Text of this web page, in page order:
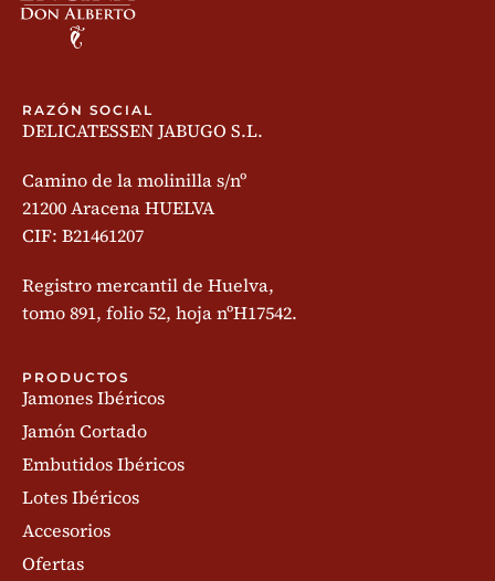
RAZÓN SOCIAL
DELICATESSEN JABUGO S.L.
Camino de la molinilla s/nº
21200 Aracena HUELVA
CIF: B21461207
Registro mercantil de Huelva,
tomo 891, folio 52, hoja nºH17542.
PRODUCTOS
Jamones Ibéricos
Jamón Cortado
Embutidos Ibéricos
Lotes Ibéricos
Accesorios
Ofertas